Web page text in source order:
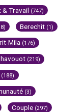
& Travail (747)
Berechit (1)
Mila (176)
(219)
(188)
(3)
Couple (297)